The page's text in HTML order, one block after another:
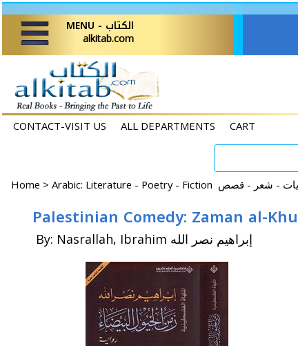
MENU - الكتاب
alkitab.com
CONTACT-VISIT US ALL DEPARTMENTS CART
Home >
By: Nasrallah, Ibrahim إبراهيم نصر الله